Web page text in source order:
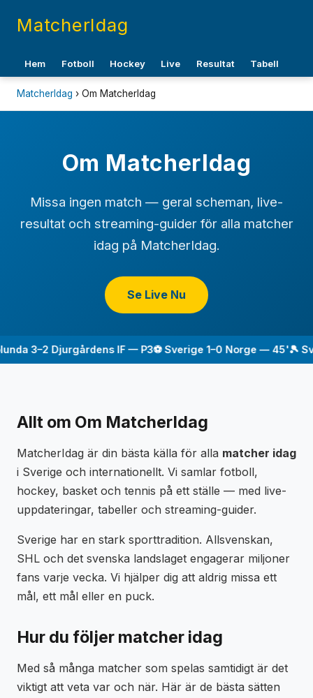
MatcherIdag
Hem Fotboll Hockey Live Resultat Tabell
MatcherIdag › Om MatcherIdag
Om MatcherIdag
Missa ingen match — geral scheman, live-
resultat och streaming-guider för alla matcher
idag på MatcherIdag.
Se Live Nu
3–2 Djurgårdens IF — P3 ⚽ Sverige 1–0 Norge — 45'🎾
Allt om Om MatcherIdag
MatcherIdag är din bästa källa för alla matcher idag
i Sverige och internationellt. Vi samlar fotboll,
hockey, basket och tennis på ett ställe — med live-
uppdateringar, tabeller och streaming-guider.
Sverige har en stark sporttradition. Allsvenskan,
SHL och det svenska landslaget engagerar miljoner
fans varje vecka. Vi hjälper dig att aldrig missa ett
mål, ett mål eller en puck.
Hur du följer matcher idag
Med så många matcher som spelas samtidigt är det
viktigt att veta var och när. Här är de bästa sätten